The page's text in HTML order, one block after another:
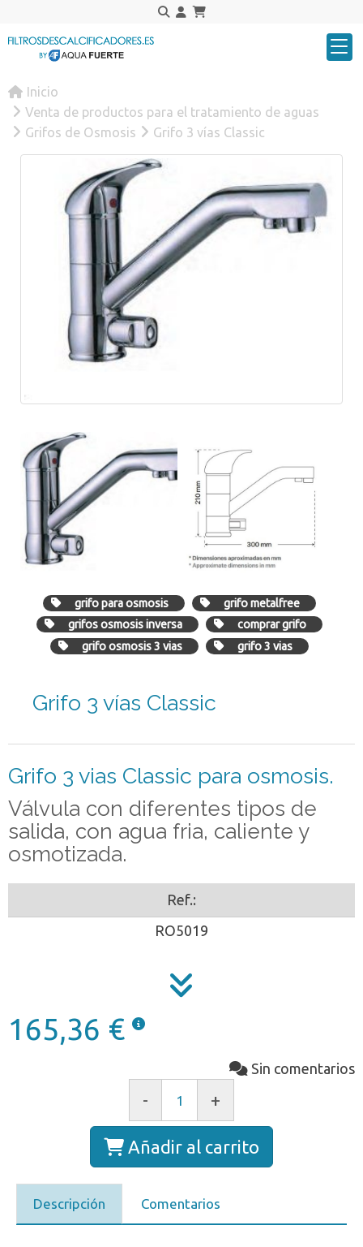
Inicio
Venta de productos para el tratamiento de aguas
Grifos de Osmosis
Grifo 3 vías Classic
grifo para osmosis
grifo metalfree
grifos osmosis inversa
comprar grifo
grifo osmosis 3 vias
grifo 3 vias
Grifo 3 vías Classic
Grifo 3 vias Classic para osmosis.
Válvula con diferentes tipos de
salida, con agua fria, caliente y
osmotizada.
Ref.:
RO5019
165,36 €
Sin comentarios
- +
Añadir al carrito
Descripción Comentarios